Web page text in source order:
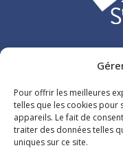
Pour offrir les meilleures
telles que les cookies pour
appareils. Le fait de
traiter des données telles
uniques sur ce site.
Etablissement
107 classes de
26 rue du Maréchal
78000 Versailles